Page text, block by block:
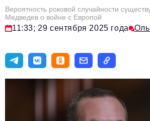
Импортозамещение
ОПК
Авторские материалы
Телефон редакции: +7 495 727-01-67
Вероятность роковой случайности
Медведев о войне с Европой
11:33; 29 сентября 2025 года